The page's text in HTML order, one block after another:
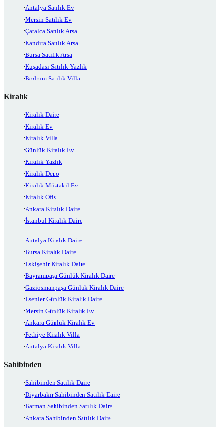
Antalya Satılık Ev
Mersin Satılık Ev
Çatalca Satılık Arsa
Kandıra Satılık Arsa
Bursa Satılık Arsa
Kuşadası Satılık Yazlık
Bodrum Satılık Villa
Kiralık
Kiralık Daire
Kiralık Ev
Kiralık Villa
Günlük Kiralık Ev
Kiralık Yazlık
Kiralık Depo
Kiralık Müstakil Ev
Kiralık Ofis
Ankara Kiralık Daire
İstanbul Kiralık Daire
Antalya Kiralık Daire
Bursa Kiralık Daire
Eskişehir Kiralık Daire
Bayrampaşa Günlük Kiralık Daire
Gaziosmanpaşa Günlük Kiralık Daire
Esenler Günlük Kiralık Daire
Mersin Günlük Kiralık Ev
Ankara Günlük Kiralık Ev
Fethiye Kiralık Villa
Antalya Kiralık Villa
Sahibinden
Sahibinden Satılık Daire
Diyarbakır Sahibinden Satılık Daire
Batman Sahibinden Satılık Daire
Ankara Sahibinden Satılık Daire